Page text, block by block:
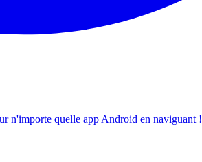
n'importe quelle app Android en naviguant !